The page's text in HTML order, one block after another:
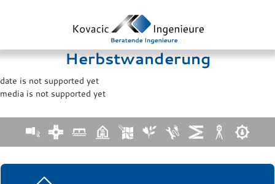
Herbstwanderung
date is not supported yet
media is not supported yet